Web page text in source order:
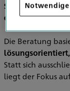
Situation
entwickeln, die
Die Beratung
Statt sich
liegt der Fokus